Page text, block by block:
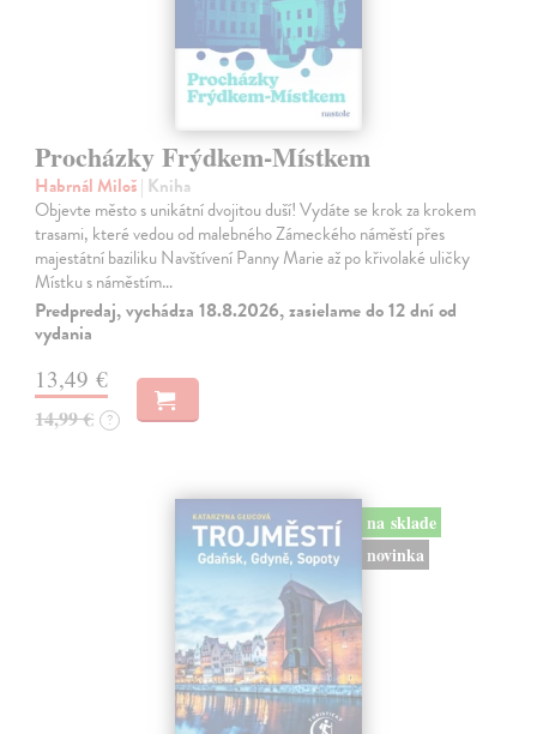
Procházky Frýdkem-Místkem
Habrnál Miloš| Kniha
Objevte město s unikátní dvojitou duší! Vydáte se krok za krokem
trasami, které vedou od malebného Zámeckého náměstí přes
majestátní baziliku Navštívení Panny Marie až po křivolaké uličky
Místku s náměstím…
Predpredaj, vychádza 18.8.2026, zasielame do 12 dní od
vydania
13,49 €
14,99 € ?
na sklade
novinka